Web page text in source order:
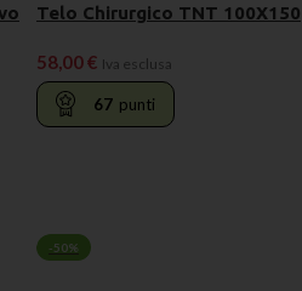
Telo Chirurgico TNT 100X150
58,00€ Iva esclusa
67 punti
-50%